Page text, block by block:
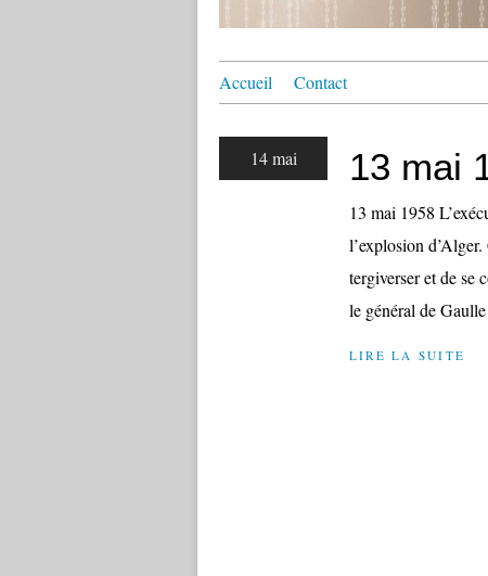
Accueil Contact
14 mai 13 mai
13 mai 1958
l’explosion
tergiverser et de se
le général de
LIRE LA SUITE